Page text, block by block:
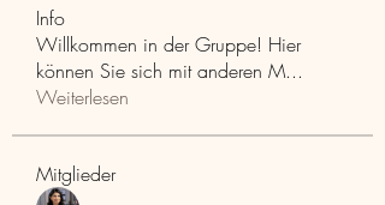
Info
Willkommen in der Gruppe! Hier
können Sie sich mit anderen M...
Weiterlesen
Mitglieder